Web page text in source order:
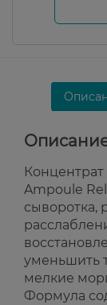
Концентрат
Ampoule
сыворотка,
уменьшить
мелкие
Формула